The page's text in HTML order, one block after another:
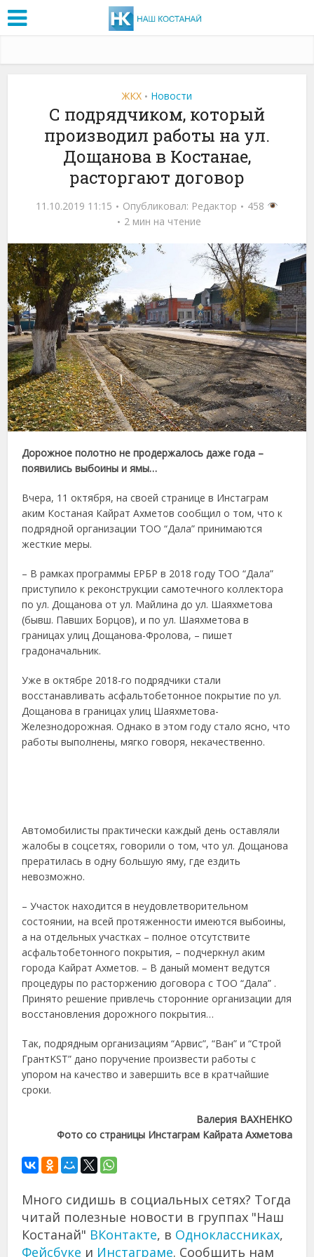
ЖКХ • Новости
С подрядчиком, который
производил работы на ул.
Дощанова в Костанае,
расторгают договор
11.10.2019 11:15 Опубликовал: Редактор
458
2 мин на чтение
Дорожное полотно не продержалось даже года –
появились выбоины и ямы…
Вчера, 11 октября, на своей странице в Инстаграм
аким Костаная Кайрат Ахметов сообщил о том, что к
подрядной организации ТОО “Дала” принимаются
жесткие меры.
– В рамках программы ЕРБР в 2018 году ТОО “Дала”
приступило к реконструкции самотечного коллектора
по ул. Дощанова от ул. Майлина до ул. Шаяхметова
(бывш. Павших Борцов), и по ул. Шаяхметова в
границах улиц Дощанова-Фролова, – пишет
градоначальник.
Уже в октябре 2018-го подрядчики стали
восстанавливать асфальтобетонное покрытие по ул.
Дощанова в границах улиц Шаяхметова-
Железнодорожная. Однако в этом году стало ясно, что
работы выполнены, мягко говоря, некачественно.
Автомобилисты практически каждый день оставляли
жалобы в соцсетях, говорили о том, что ул. Дощанова
прератилась в одну большую яму, где ездить
невозможно.
– Участок находится в неудовлетворительном
состоянии, на всей протяженности имеются выбоины,
а на отдельных участках – полное отсутствите
асфальтобетонного покрытия, – подчеркнул аким
города Кайрат Ахметов. – В даный момент ведутся
процедуры по расторжению договора с ТОО “Дала” .
Принято решение привлечь сторонние организации для
восстановления дорожного покрытия…
Так, подрядным организациям “Арвис”, “Ван” и “Строй
ГрантKST” дано поручение произвести работы с
упором на качество и завершить все в кратчайшие
сроки.
Валерия ВАХНЕНКО
Фото со страницы Инстаграм Кайрата Ахметова
Много сидишь в социальных сетях? Тогда
читай полезные новости в группах "Наш
Костанай" ВКонтакте, в Одноклассниках,
Фейсбуке и Инстаграме. Сообщить нам